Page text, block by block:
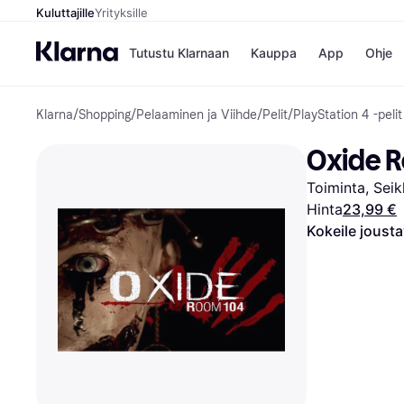
KuluttajilleYrityksille
Tutustu Klarnaan Kauppa
Kaupat
Gigantti
H&M
Peten
Wolt
App Ohje
Klarna/Shopping/Pelaaminen ja Viihde/Pelit/PlayStation 4 -pelit
Oxide
Toiminta,
Hinta23,99 €
Kokeile